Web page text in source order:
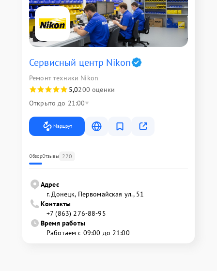
Сервисный центр Nikon
Ремонт техники Nikon
5,0200 оценки
Открыто до 21:00
Маршрут
ОбзорОтзывы 220
Адрес
г. Донецк, Первомайская ул., 51
Контакты
+7 (863) 276-88-95
Время работы
Работаем с 09:00 до 21:00